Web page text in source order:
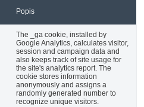
Popis
The _ga cookie, installed by
Google Analytics, calculates visitor,
session and campaign data and
also keeps track of site usage for
the site's analytics report. The
cookie stores information
anonymously and assigns a
randomly generated number to
recognize unique visitors.